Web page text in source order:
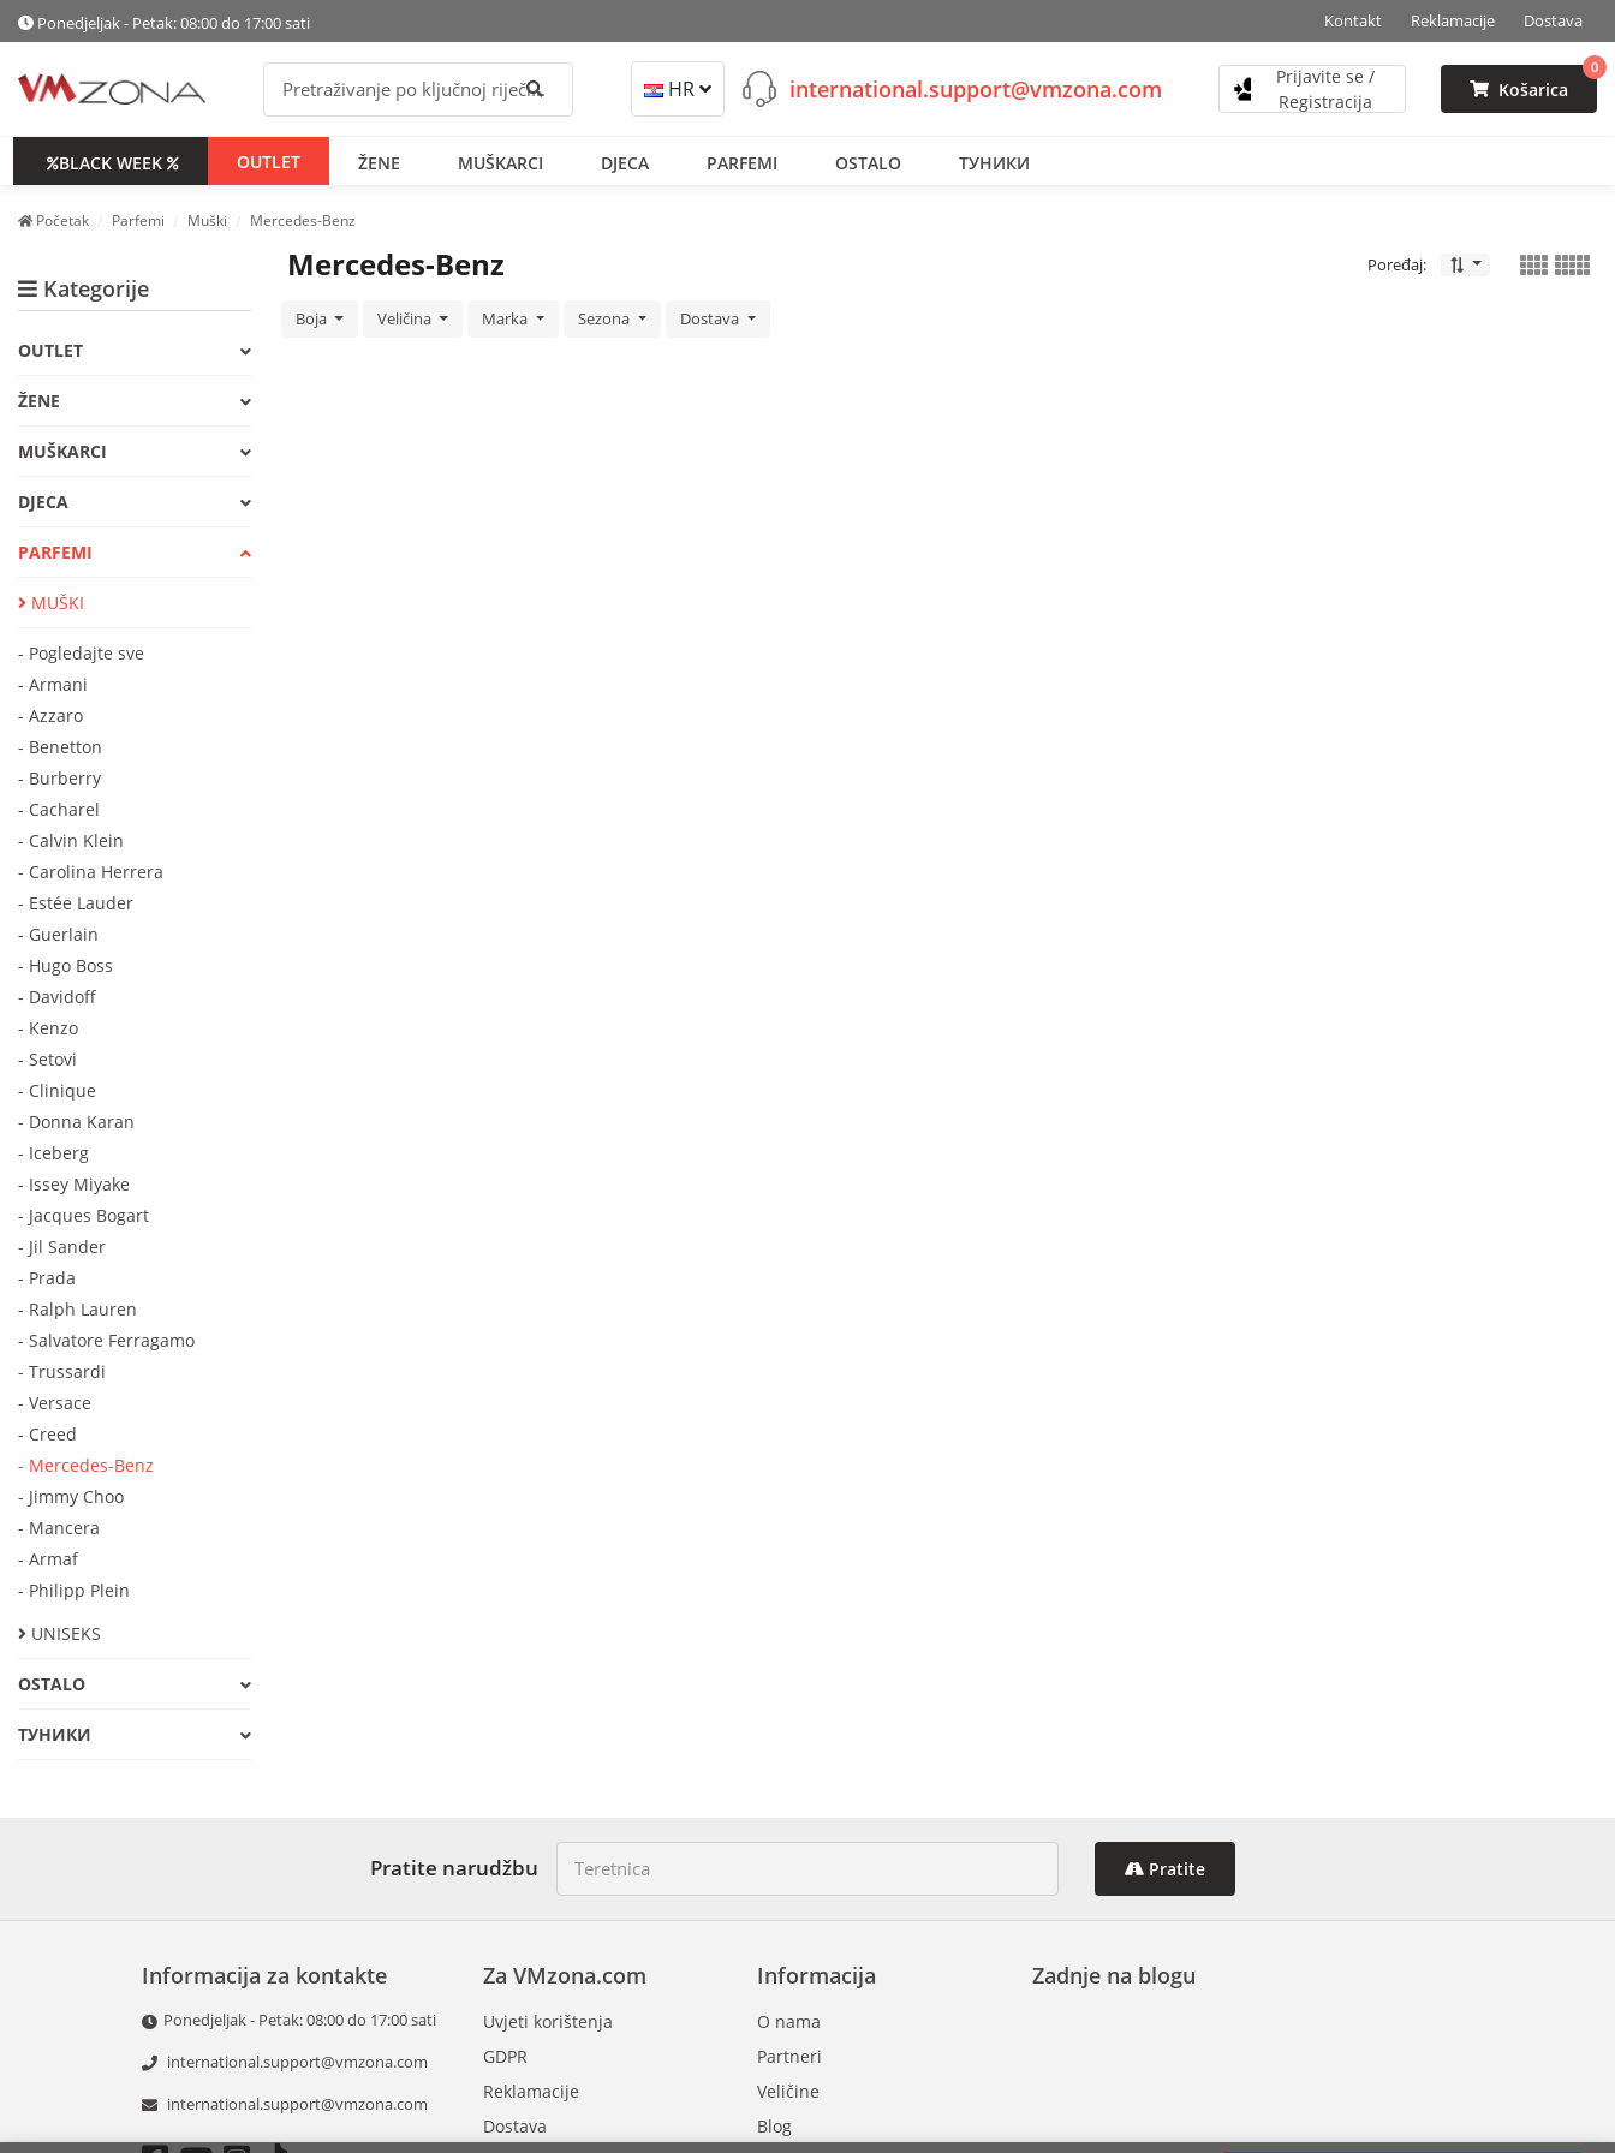
Ponedjeljak - Petak: 08:00 do 17:00 sati Kontakt Reklamacije Dostava
Pretraži HR international.support@vmzona.com
Prijavite se /
Registracija
Košarica
0
BLACK WEEK OUTLET ŽENE MUŠKARCI DJECA PARFEMI OSTALO ТУНИКИ
Početak Parfemi Muški Mercedes-Benz
Kategorije
OUTLET
ŽENE
MUŠKARCI
DJECA
PARFEMI
MUŠKI
- Pogledajte sve
- Armani
- Azzaro
- Benetton
- Burberry
- Cacharel
- Calvin Klein
- Carolina Herrera
- Estée Lauder
- Guerlain
- Hugo Boss
- Davidoff
- Kenzo
- Setovi
- Clinique
- Donna Karan
- Iceberg
- Issey Miyake
- Jacques Bogart
- Jil Sander
- Prada
- Ralph Lauren
- Salvatore Ferragamo
- Trussardi
- Versace
- Creed
- Mercedes-Benz
- Jimmy Choo
- Mancera
- Armaf
- Philipp Plein
UNISEKS
OSTALO
ТУНИКИ
Mercedes-Benz Poređaj:
Boja Veličina Marka Sezona Dostava
Pratite narudžbu Pratite
Informacija za kontakte
Ponedjeljak - Petak: 08:00 do 17:00 sati
international.support@vmzona.com
international.support@vmzona.com
Informacija
O nama
Partneri
Veličine
Blog
Za VMzona.com
Uvjeti korištenja
GDPR
Reklamacije
Dostava
Zadnje na blogu